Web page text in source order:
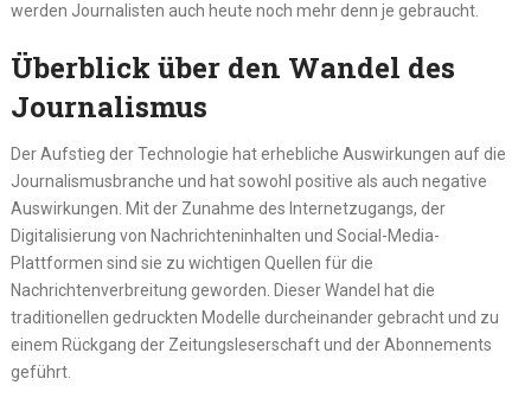
werden Journalisten auch heute noch mehr denn je gebraucht.
Überblick über den Wandel des
Journalismus
Der Aufstieg der Technologie hat erhebliche Auswirkungen auf die
Journalismusbranche und hat sowohl positive als auch negative
Auswirkungen. Mit der Zunahme des Internetzugangs, der
Digitalisierung von Nachrichteninhalten und Social-Media-
Plattformen sind sie zu wichtigen Quellen für die
Nachrichtenverbreitung geworden. Dieser Wandel hat die
traditionellen gedruckten Modelle durcheinander gebracht und zu
einem Rückgang der Zeitungsleserschaft und der Abonnements
geführt.